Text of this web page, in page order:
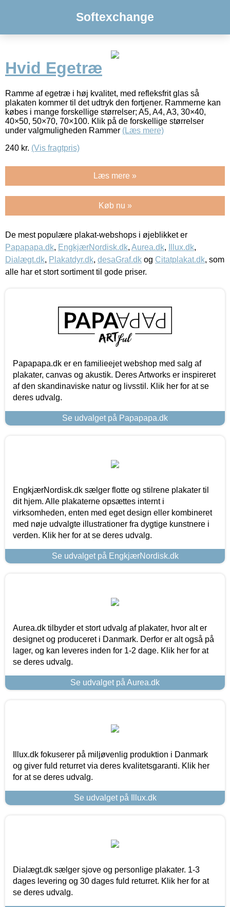
Softexchange
Hvid Egetræ
Ramme af egetræ i høj kvalitet, med refleksfrit glas så
plakaten kommer til det udtryk den fortjener. Rammerne kan
købes i mange forskellige størrelser; A5, A4, A3, 30×40,
40×50, 50×70, 70×100. Klik på de forskellige størrelser
under valgmuligheden Rammer (Læs mere)
240 kr. (Vis fragtpris)
Læs mere »
Køb nu »
De mest populære plakat-webshops i øjeblikket er
Papapapa.dk, EngkjærNordisk.dk, Aurea.dk, Illux.dk,
Dialægt.dk, Plakatdyr.dk, desaGraf.dk og Citatplakat.dk, som
alle har et stort sortiment til gode priser.
Papapapa.dk er en familieejet webshop med salg af
plakater, canvas og akustik. Deres Artworks er inspireret
af den skandinaviske natur og livsstil. Klik her for at se
deres udvalg.
Se udvalget på Papapapa.dk
EngkjærNordisk.dk sælger flotte og stilrene plakater til
dit hjem. Alle plakaterne opsættes internt i
virksomheden, enten med eget design eller kombineret
med nøje udvalgte illustrationer fra dygtige kunstnere i
verden. Klik her for at se deres udvalg.
Se udvalget på EngkjærNordisk.dk
Aurea.dk tilbyder et stort udvalg af plakater, hvor alt er
designet og produceret i Danmark. Derfor er alt også på
lager, og kan leveres inden for 1-2 dage. Klik her for at
se deres udvalg.
Se udvalget på Aurea.dk
Illux.dk fokuserer på miljøvenlig produktion i Danmark
og giver fuld returret via deres kvalitetsgaranti. Klik her
for at se deres udvalg.
Se udvalget på Illux.dk
Dialægt.dk sælger sjove og personlige plakater. 1-3
dages levering og 30 dages fuld returret. Klik her for at
se deres udvalg.